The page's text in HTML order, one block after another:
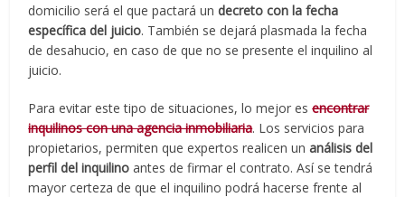
domicilio será el que pactará undecreto con la fecha
específica del juicio. También se dejará plasmada la fecha
de desahucio, en caso de que no se presente el inquilino al
juicio.
Para evitar este tipo de situaciones, lo mejor esencontrar
inquilinos con una agencia inmobiliaria. Los servicios para
propietarios, permiten que expertos realicen unanálisis del
perfil del inquilino antes de firmar el contrato. Así se tendrá
mayor certeza de que el inquilino podrá hacerse frente al